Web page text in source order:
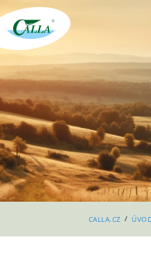
CALLA.CZ /